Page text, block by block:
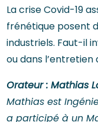
La crise Covid-19
frénétique posent
industriels. Faut-il
ou dans l’entretien
Orateur : Mathias
Mathias est
a participé à un